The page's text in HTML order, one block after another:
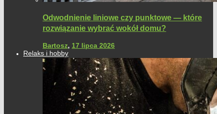
Odwodnienie liniowe czy punktowe — które
rozwiązanie wybrać wokół domu?
Bartosz, 17 lipca 2026
Relaks i hobby